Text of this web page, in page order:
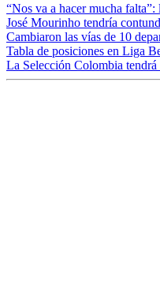
“Nos va a hacer mucha
José Mourinho tendría
Cambiaron las vías de 10
Tabla de posiciones en Liga
La Selección Colombia tendrá